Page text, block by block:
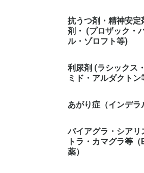
抗うつ剤・精神安定
剤・ (プロザック・
ル・ゾロフト等)
利尿剤 (ラシックス
ミド・アルダクトン
あがり症（インデラ
バイアグラ・シアリ
トラ・カマグラ等（
薬）